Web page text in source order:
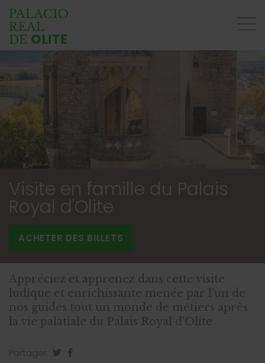
Visite en famille du Palais
Royal d'Olite
ACHETER DES BILLETS
Appréciez et apprenez dans cette visite
ludique et enrichissante menée par l'un de
nos guides tout un monde de métiers après
la vie palatiale du Palais Royal d'Olite
Partager